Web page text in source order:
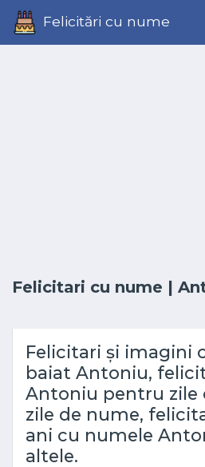
Felicitări cu nume
Felicitari cu nume |
Felicitari și imagini
baiat Antoniu,
Antoniu pentru zile
zile de nume,
ani cu numele
altele.